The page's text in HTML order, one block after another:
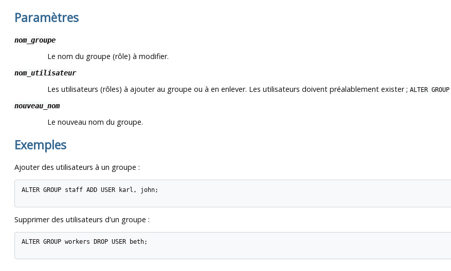
Paramètres
nom_groupe
Le nom du groupe (rôle) à modifier.
nom_utilisateur
Les utilisateurs (rôles) à ajouter au groupe ou à en enlever. Les utilisateurs doivent préalablement exister ; ALTER GROUP
nouveau_nom
Le nouveau nom du groupe.
Exemples
Ajouter des utilisateurs à un groupe :
ALTER GROUP staff ADD USER karl, john;
Supprimer des utilisateurs d'un groupe :
ALTER GROUP workers DROP USER beth;